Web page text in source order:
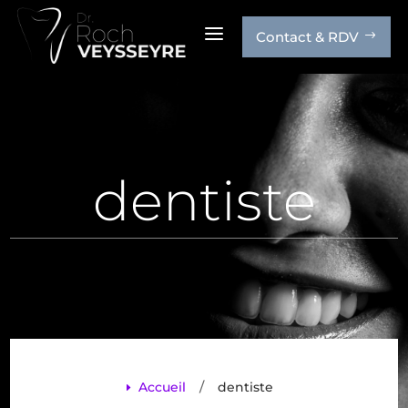
a Contact & RDV $
dentiste
E Accueil / dentiste